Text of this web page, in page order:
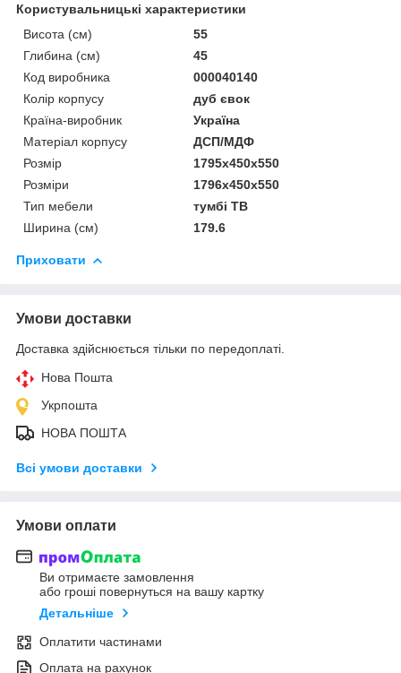
Користувальницькі характеристики
Висота (см)
55
Глибина (см)
45
Код виробника
000040140
Колір корпусу
дуб євок
Країна-виробник
Україна
Матеріал корпусу
ДСП/МДФ
Розмір
1795x450x550
Розміри
1796x450x550
Тип мебели
тумбі ТВ
Ширина (см)
179.6
Приховати
Умови доставки
Доставка здійснюється тільки по передоплаті.
Нова Пошта
Укрпошта
НОВА ПОШТА
Всі умови доставки
Умови оплати
Ви отримаєте замовлення
або гроші повернуться на вашу картку
Детальніше
Оплатити частинами
Оплата на рахунок